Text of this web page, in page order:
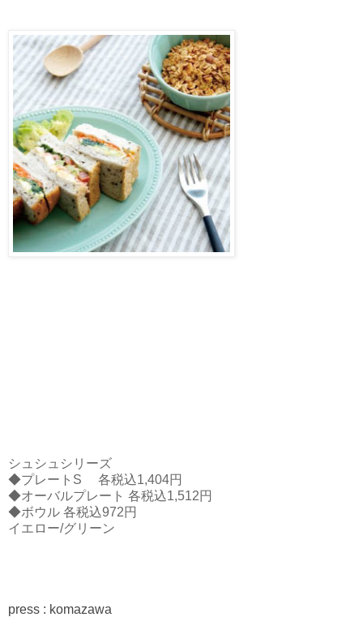
シュシュシリーズ
◆プレートS 各税込1,404円
◆オーバルプレート 各税込1,512円
◆ボウル 各税込972円
イエロー/グリーン
press : komazawa